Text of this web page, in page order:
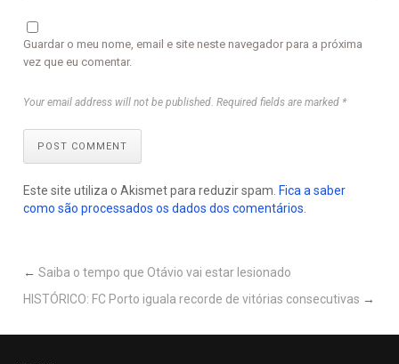
Guardar o meu nome, email e site neste navegador para a próxima
vez que eu comentar.
Your email address will not be published. Required fields are marked *
POST COMMENT
Este site utiliza o Akismet para reduzir spam.Fica a saber
como são processados os dados dos comentários
←Saiba o tempo que Otávio vai estar lesionado
HISTÓRICO: FC Porto iguala recorde de vitórias consecutivas →